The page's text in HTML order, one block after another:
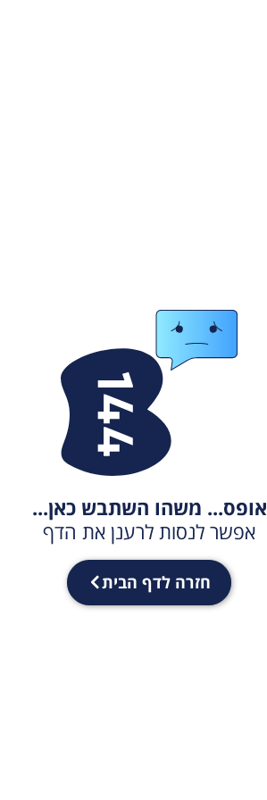
אופס... משהו השתבש כאן...
אפשר לנסות לרענן את הדף
חזרה לדף הבית